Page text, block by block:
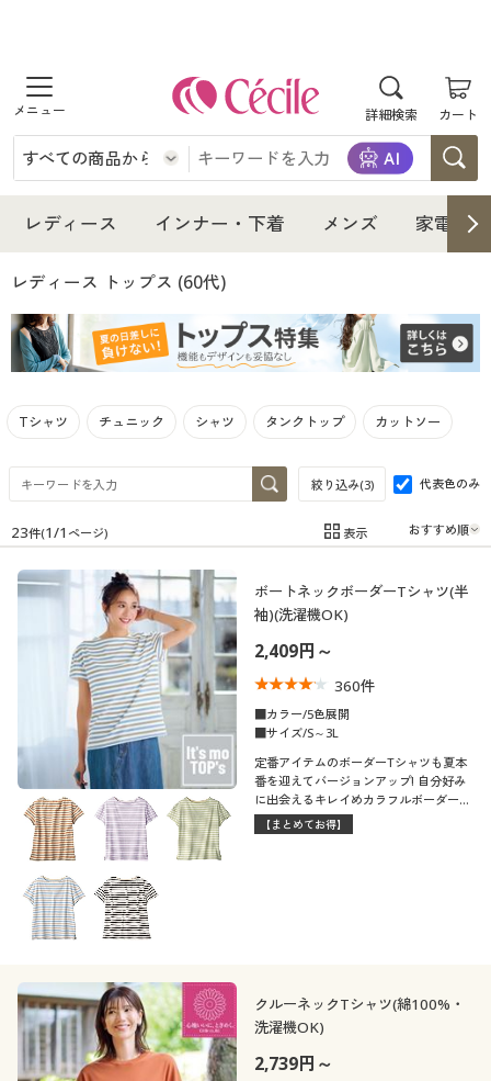
詳細検索 カート
商品を探す
レディース
レディースファッション
女性下着
インナー・下着
インナー・下着通販すべて
女性下着
メンズ
メンズ通販すべて
家電・雑貨
寝具・ベッド
カーテン・ラグ・ファブリック
美容・健康・サプリメント
制服・スクールすべて
制服・学生服
ジュニア・ティーンズ下着
大きいサイズ
大きいサイズ通販すべて
大きいサイズ レディース服
大きいサイズ レディース下着
大きいサイズ メンズ
大きいサイズ 事務・制服
バーゲン
バーゲンセール
シークレットセール
詳細検索
商品カテゴリ一覧
カタログ
カタログ・チラシからのご注文
デジタルカタログ
カタログ無料プレゼント
会員メニュー
レディース インナー・下着 メンズ 家電・
レディース トップス (60代)
Tシャツ チュニック シャツ タンクトップ カットソー
絞り込み(3) 代表色のみ
在庫 在庫のある商品のみ表示
カテゴリ
口コミ
(4〜4.9)
(3〜3.9)
レディースサ
イズ
5L
メンズサイズ
S M LL 3L 4L
5L 6L
23件(1/1 ページ) 表示
ボートネックボーダーTシャツ(半
袖)(洗濯機OK)
2,409円～
360件
■カラー/5色展開
■サイズ/S～3L
定番アイテムのボーダーTシャツも夏本
番を迎えてバージョンアップ! 自分好み
に出会えるキレイめカラフルボーダーが
豊富です。体の線が出にくい大人向けシ
ルエット。
【まとめてお得】
クルーネックTシャツ(綿100%・
洗濯機OK)
2,739円～